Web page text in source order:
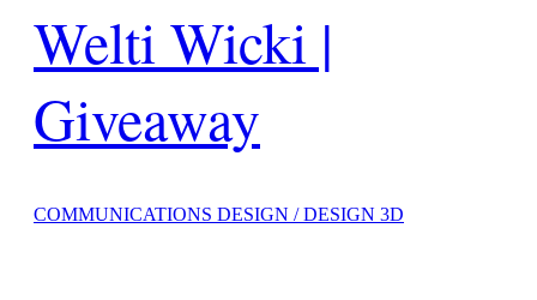
Welti Wicki |
Giveaway
COMMUNICATIONS DESIGN / DESIGN 3D